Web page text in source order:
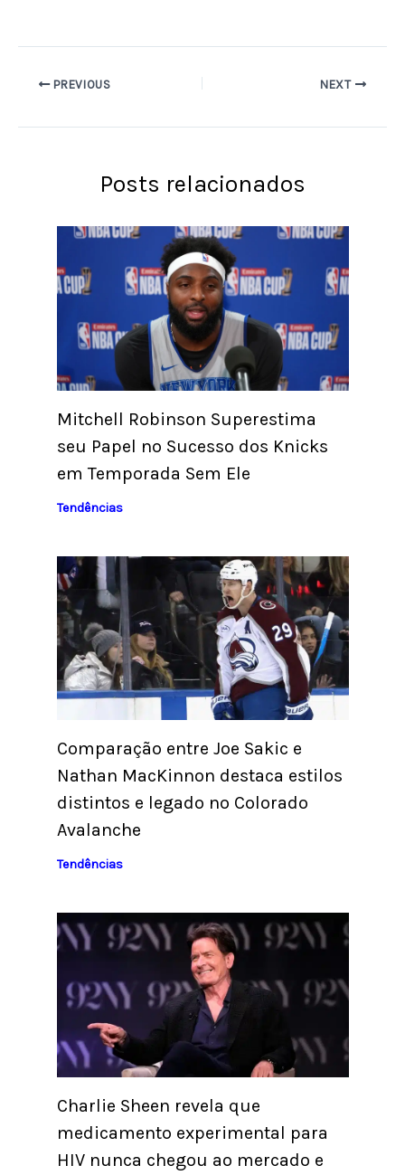
PREVIOUS NEXT
Posts relacionados
Mitchell Robinson Superestima
seu Papel no Sucesso dos Knicks
em Temporada Sem Ele
Tendências
Comparação entre Joe Sakic e
Nathan MacKinnon destaca estilos
distintos e legado no Colorado
Avalanche
Tendências
Charlie Sheen revela que
medicamento experimental para
HIV nunca chegou ao mercado e